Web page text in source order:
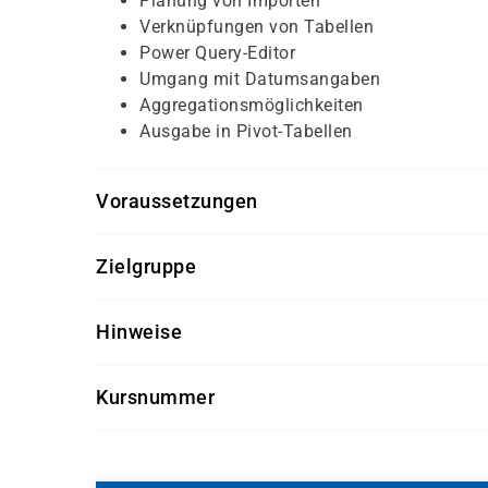
Verknüpfungen von Tabellen
Power Query-Editor
Umgang mit Datumsangaben
Aggregationsmöglichkeiten
Ausgabe in Pivot-Tabellen
Voraussetzungen
allgemeine PC-Kenntnisse
Zielgruppe
Hinweise
Kursnummer